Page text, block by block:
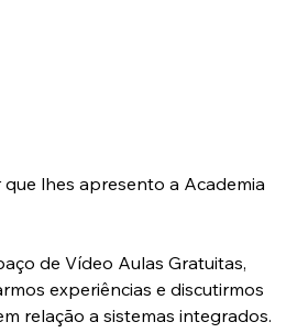
lhes apresento a Academia
de Vídeo Aulas Gratuitas,
experiências e discutirmos
relação a sistemas integrados.